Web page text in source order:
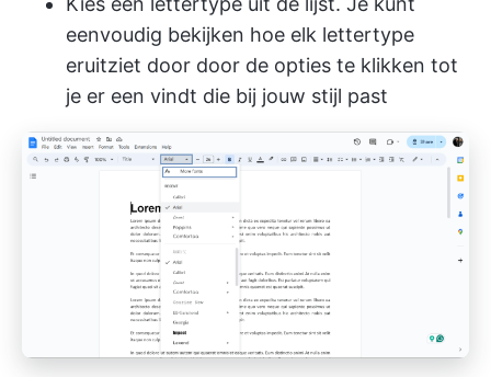
eenvoudig bekijken hoe elk lettertype
eruitziet door door de opties te klikken tot
je er een vindt die bij jouw stijl past